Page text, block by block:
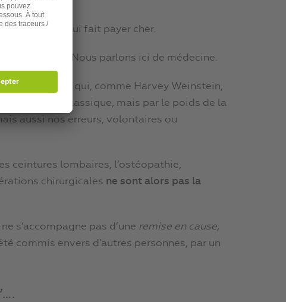
son corps le lui fait payer cher.
pas le sujet. Nous parlons ici de médecine.
personnes qui, comme Harvey Weinstein,
maladie classique, mais par le poids de la
aussi nos erreurs, volontaires ou
ceintures lombaires, l’ostéopathie,
chirurgicales ne sont alors pas la
s’accompagne pas d’une remise en cause,
commis envers d’autres personnes, par un